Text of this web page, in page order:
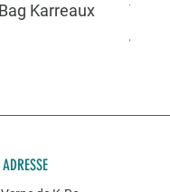
Karreaux
Prix
49.00
ADRESSE